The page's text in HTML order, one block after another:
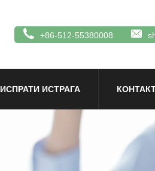
+86-512-55380008
ИСПРАТИ ИСТРАГА